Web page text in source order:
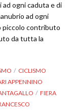
ad ogni caduta e di
ad ogni
piccolo contributo
da tutta la
CICLISMO
APPENNINO
FIERA